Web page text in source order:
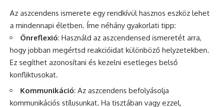
Az aszcendens ismerete egy rendkívül hasznos eszköz lehet
a mindennapi életben. Íme néhány gyakorlati tipp:
Önreflexió: Használd az aszcendensed ismeretét arra,
hogy jobban megértsd reakcióidat különböző helyzetekben.
Ez segíthet azonosítani és kezelni esetleges belső
konfliktusokat.
Kommunikáció: Az aszcendens befolyásolja
kommunikációs stílusunkat. Ha tisztában vagy ezzel,